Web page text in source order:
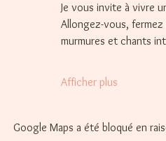
Je vous invite à vivre
Allongez-vous,
murmures et chants
Afficher plus
Google Maps a été bloqué en